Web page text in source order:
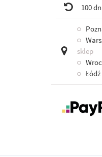
100
○
○
sklep
○
○ Łódź